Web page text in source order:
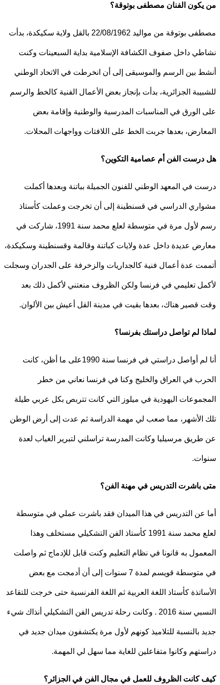
الفنان مصطفى بوتوقة؟
مصطفى بوتوقة من مواليد 22/08/1962 بالقل ولاية سكيكدة، بدأت
داخل صفوف الكشافة الإسلامية بداية السبعينات وكنت
بين الرسم والموسيقى إلى أن انخرطت في الاتحاد الوطني
الجزائرية، بدأت بإنجاز بعض الأعمال الفنية كالخط والرسم
الورق في المناسبات المدرسية والوطنية وإقامة بعض
بعدها جربت الخط على اللافتات وواجهات المحلات.
الفن أم عصامية التكوين؟
في المعهد الوطني للفنون الجميلة بباتنة وبعدها أكملت
الدراسي في قسنطينة إلى أن تخرجت وعملت كأستاذ
رسم لأول مرة في متوسطة لعلع محمد سنة 1991، شاركت في
عديدة داخل عدة ولايات كباتنة وقالمة وقسنطينة وسكيكدة،
عدة أعمال فنية كالجداريات والزخرفة على الجدران وسجلت
تعليمي في فرنسا ولكن الظروف منعتني لأكمل ذلك بعد
قصير هناك، بعدها بقيت في مدينة القل أعيش بين الألوان.
لم تواصل دراستك بفرنسا؟
أنا لم أواصل دراستي في فرنسا سنة 1990على ما أظن، كانت
في العراق والخليج وكنا في فرنسا نعاني من خطر
اليهودية في ميلوز التي كانت تتربص بكل عربي طيلة
الأشهر، مما صعب لي مهمة الدراسة ثم عدت إلى أرض الوطن
مرسيليا وكانت المدرسة تراسلني لتبرير الغياب لعدة
باشرت التدريس في مهنة الفن؟
عن التدريس في هذا الميدان فقد باشرت عملي في متوسطة
لعلع محمد سنة 1991 كأستاذ الفن التشكيلي مستخلف وهذا
به قانونا في نظام التعليم وكنت قابل للإدماج ثم واصلت
في متوسطة قويسم لمدة 7 سنوات إلى أن أدمجت مع بعض
كأستاذ اللغة العربية ثم اللغة الفرنسية حتى خرجت للتقاعد
النسبي سنة 2016 . وكانت رحلة تدريس الفن التشكيلي أنذاك شيء
بالنسبة للتلاميذ كونهم لأول مرة يكتشفون ميدان جديد في
وكانوا متفاعلين للغاية مما سهل لي المهمة.
كانت الظروف للعمل في مجال الفن في الجزائر؟